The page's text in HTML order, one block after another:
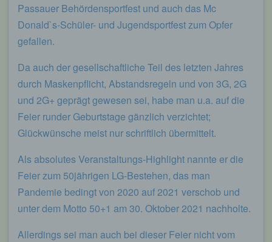
Passauer Behördensportfest und auch das Mc
Donald`s-Schüler- und Jugendsportfest zum Opfer
gefallen.
Da auch der gesellschaftliche Teil des letzten Jahres
durch Maskenpflicht, Abstandsregeln und von 3G, 2G
und 2G+ geprägt gewesen sei, habe man u.a. auf die
Feier runder Geburtstage gänzlich verzichtet;
Glückwünsche meist nur schriftlich übermittelt.
Als absolutes Veranstaltungs-Highlight nannte er die
Feier zum 50jährigen LG-Bestehen, das man
Pandemie bedingt von 2020 auf 2021 verschob und
unter dem Motto 50+1 am 30. Oktober 2021 nachholte.
Allerdings sei man auch bei dieser Feier nicht vom